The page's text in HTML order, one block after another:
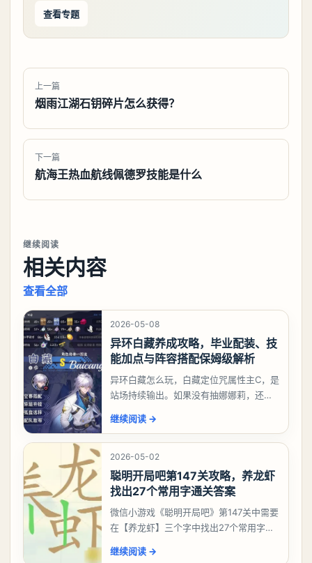
查看专题
上一篇
烟雨江湖石钥碎片怎么获得？
下一篇
航海王热血航线佩德罗技能是什么
继续阅读
相关内容
查看全部
2026-05-08
异环白藏养成攻略，毕业配装、技
能加点与阵容搭配保姆级解析
异环白藏怎么玩，白藏定位咒属性主C，是
站场持续输出。如果没有抽娜娜莉，还没
有娜娜莉缺另外一个二队C想打深渊也可以
考虑养个白藏
继续阅读 →
2026-05-02
聪明开局吧第147关攻略，养龙虾
找出27个常用字通关答案
微信小游戏《聪明开局吧》第147关中需要
在【养龙虾】三个字中找出27个常用字，
大、夫、夰、巾、中、虫、下、虾、卜、
继续阅读 →